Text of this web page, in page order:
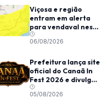
Viçosa e região
entram em alerta
para vendaval nesta
quinta-feira
06/08/2026
Prefeitura lança site
oficial do Canaã In
Fest 2026 e divulga
programação do
evento
05/08/2026